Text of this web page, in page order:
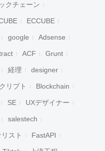
クチェーン
ECCUBE
google Adsense
ACF Grunt
経理 designer
クリプト Blockchain
SE UXデザイナー
salestech
スト FastAPI